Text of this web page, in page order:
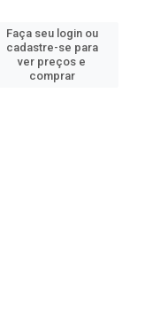
Faça seu login ou
cadastre-se para
ver preços e
comprar